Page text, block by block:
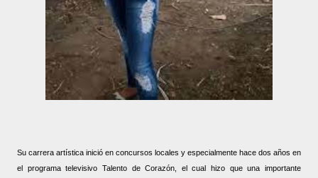
Su carrera artística inició en concursos locales y especialmente hace dos años en
el programa televisivo Talento de Corazón, el cual hizo que una importante